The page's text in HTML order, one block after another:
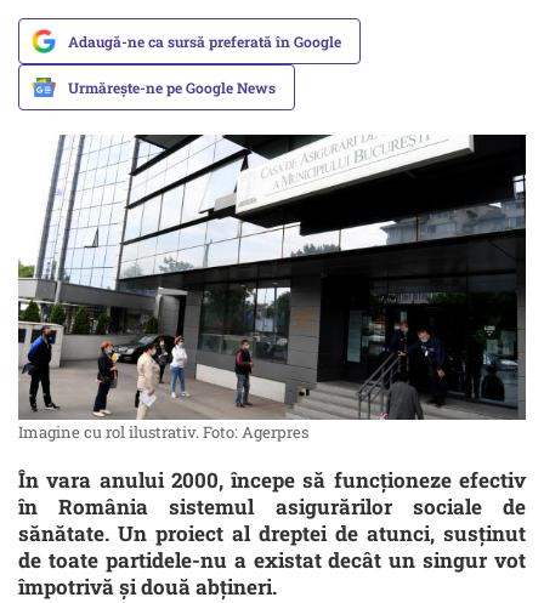
Adaugă-ne ca sursă preferată în Google
Urmărește-ne pe Google News
Imagine cu rol ilustrativ. Foto: Agerpres
În vara anului 2000, începe să funcționeze efectiv
în România sistemul asigurărilor sociale de
sănătate. Un proiect al dreptei de atunci, susținut
de toate partidele-nu a existat decât un singur vot
împotrivă și două abțineri.